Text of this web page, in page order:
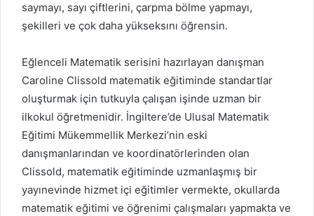
saymayı, sayı çiftlerini, çarpma bölme yapmayı,
şekilleri ve çok daha yükseksını öğrensin.
Eğlenceli Matematik serisini hazırlayan danışman
Caroline Clissold matematik eğitiminde standartlar
oluşturmak için tutkuyla çalışan işinde uzman bir
ilkokul öğretmenidir. İngiltere’de Ulusal Matematik
Eğitimi Mükemmellik Merkezi’nin eski
danışmanlarından ve koordinatörlerinden olan
Clissold, matematik eğitiminde uzmanlaşmış bir
yayınevinde hizmet içi eğitimler vermekte, okullarda
matematik eğitimi ve öğrenimi çalışmaları yapmakta ve